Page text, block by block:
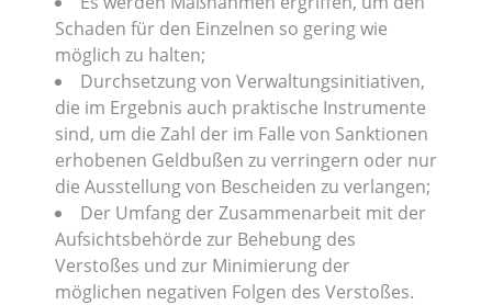
Schaden für den Einzelnen so gering wie
möglich zu halten;
Durchsetzung von Verwaltungsinitiativen,
die im Ergebnis auch praktische Instrumente
sind, um die Zahl der im Falle von Sanktionen
erhobenen Geldbußen zu verringern oder nur
die Ausstellung von Bescheiden zu verlangen;
Der Umfang der Zusammenarbeit mit der
Aufsichtsbehörde zur Behebung des
Verstoßes und zur Minimierung der
möglichen negativen Folgen des Verstoßes.